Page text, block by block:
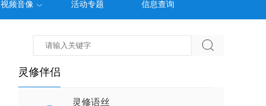
视频音像 活动专题 信息查询
灵修伴侣
灵修语丝